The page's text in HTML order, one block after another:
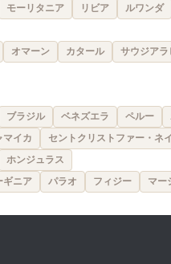
モーリタニア リビア ルワンダ
オマーン カタール サウジアラ
ブラジル ベネズエラ ペルー
マイカ セントクリストファー・ネ
ホンジュラス
ギニア パラオ フィジー マー